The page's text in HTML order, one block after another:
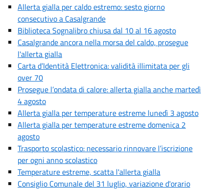
Allerta gialla per caldo estremo: sesto giorno
consecutivo a Casalgrande
Biblioteca Sognalibro chiusa dal 10 al 16 agosto
Casalgrande ancora nella morsa del caldo, prosegue
l'allerta gialla
Carta d’Identità Elettronica: validità illimitata per gli
over 70
Prosegue l’ondata di calore: allerta gialla anche martedì
4 agosto
Allerta gialla per temperature estreme lunedì 3 agosto
Allerta gialla per temperature estreme domenica 2
agosto
Trasporto scolastico: necessario rinnovare l’iscrizione
per ogni anno scolastico
Temperature estreme, scatta l'allerta gialla
Consiglio Comunale del 31 luglio, variazione d'orario